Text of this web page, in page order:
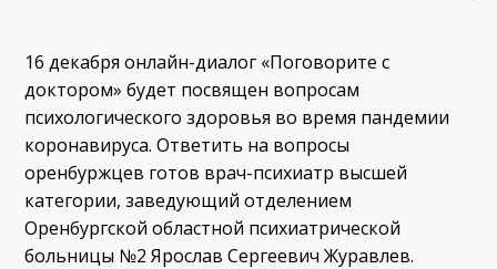
16 декабря онлайн-диалог «Поговорите с
доктором» будет посвящен вопросам
психологического здоровья во время пандемии
коронавируса. Ответить на вопросы
оренбуржцев готов врач-психиатр высшей
категории, заведующий отделением
Оренбургской областной психиатрической
больницы №2 Ярослав Сергеевич Журавлев.